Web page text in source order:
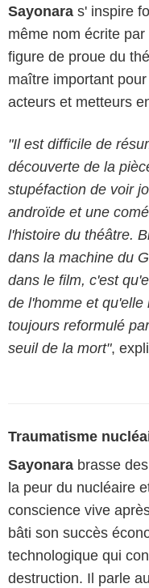
Sayonara s' inspire
même nom écrite
figure de proue du
maître important
acteurs et metteurs
"Il est difficile de
découverte de la
stupéfaction de voir
androïde et une
l'histoire du théâtre.
dans la machine du
dans le film, c'est
de l'homme et qu'elle
toujours reformulé
seuil de la mort",
Traumatisme
Sayonara brasse
la peur du nucléaire
conscience vive
bâti son succès
technologique qui
destruction. Il parle